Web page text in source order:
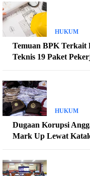
HUKUM
Temuan BPK Terkait
Teknis 19 Paket
HUKUM
Dugaan Korupsi
Mark Up Lewat